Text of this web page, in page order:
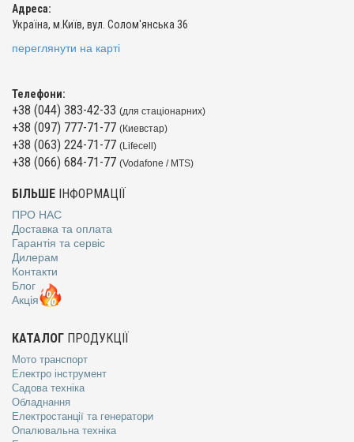
Адреса:
Україна, м.Київ, вул. Солом'янська 36
переглянути на карті
Телефони:
+38 (044) 383-42-33 (для стаціонарних)
+38 (097) 777-71-77 (Киевстар)
+38 (063) 224-71-77 (Lifecell)
+38 (066) 684-71-77 (Vodafone / MTS)
БІЛЬШЕ ІНФОРМАЦІЇ
ПРО НАС
Доставка та оплата
Гарантія та сервіс
Дилерам
Контакти
Блог
Акція
КАТАЛОГ ПРОДУКЦІЇ
Мото транспорт
Електро інструмент
Садова техніка
Обладнання
Електростанції та генератори
Опалювальна техніка